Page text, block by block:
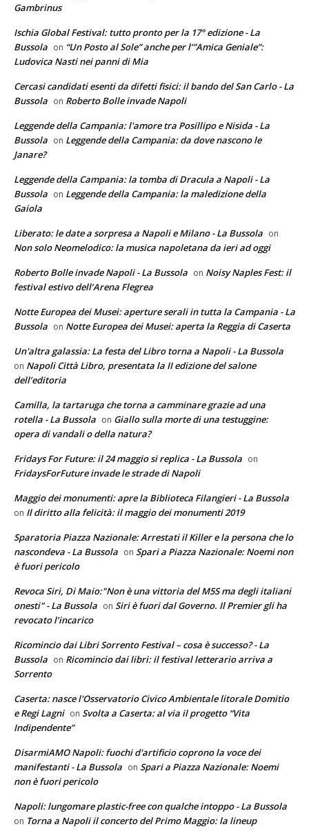
Gambrinus
Ischia Global Festival: tutto pronto per la 17° edizione - La
Bussola on “Un Posto al Sole” anche per l’”Amica Geniale”:
Ludovica Nasti nei panni di Mia
Cercasi candidati esenti da difetti fisici: il bando del San Carlo - La
Bussola on Roberto Bolle invade Napoli
Leggende della Campania: l'amore tra Posillipo e Nisida - La
Bussola on Leggende della Campania: da dove nascono le
Janare?
Leggende della Campania: la tomba di Dracula a Napoli - La
Bussola on Leggende della Campania: la maledizione della
Gaiola
Liberato: le date a sorpresa a Napoli e Milano - La Bussola on
Non solo Neomelodico: la musica napoletana da ieri ad oggi
Roberto Bolle invade Napoli - La Bussola on Noisy Naples Fest: il
festival estivo dell’Arena Flegrea
Notte Europea dei Musei: aperture serali in tutta la Campania - La
Bussola on Notte Europea dei Musei: aperta la Reggia di Caserta
Un'altra galassia: La festa del Libro torna a Napoli - La Bussola
on Napoli Città Libro, presentata la II edizione del salone
dell’editoria
Camilla, la tartaruga che torna a camminare grazie ad una
rotella - La Bussola on Giallo sulla morte di una testuggine:
opera di vandali o della natura?
Fridays For Future: il 24 maggio si replica - La Bussola on
FridaysForFuture invade le strade di Napoli
Maggio dei monumenti: apre la Biblioteca Filangieri - La Bussola
on Il diritto alla felicità: il maggio dei monumenti 2019
Sparatoria Piazza Nazionale: Arrestati il Killer e la persona che lo
nascondeva - La Bussola on Spari a Piazza Nazionale: Noemi non
è fuori pericolo
Revoca Siri, Di Maio:"Non è una vittoria del M5S ma degli italiani
onesti" - La Bussola on Siri è fuori dal Governo. Il Premier gli ha
revocato l’incarico
Ricomincio dai Libri Sorrento Festival – cosa è successo? - La
Bussola on Ricomincio dai libri: il festival letterario arriva a
Sorrento
Caserta: nasce l'Osservatorio Civico Ambientale litorale Domitio
e Regi Lagni on Svolta a Caserta: al via il progetto “Vita
Indipendente”
DisarmiAMO Napoli: fuochi d'artificio coprono la voce dei
manifestanti - La Bussola on Spari a Piazza Nazionale: Noemi
non è fuori pericolo
Napoli: lungomare plastic-free con qualche intoppo - La Bussola
on Torna a Napoli il concerto del Primo Maggio: la lineup